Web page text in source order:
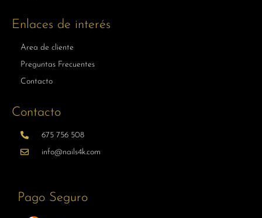
Enlaces de interés
Area de cliente
Preguntas Frecuentes
Contacto
Contacto
675 756 508
info@nails4k.com
Pago Seguro